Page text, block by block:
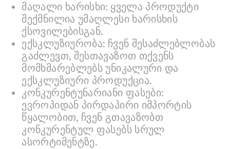
მაღალი ხარისხი: ყველა პროდუქტი
შექმნილია უმაღლესი ხარისხის
ქსოვილებისგან.
ექსკლუზიურობა: ჩვენ შესაძლებლობას
გაძლევთ, შესთავაზოთ თქვენს
მომხმარებლებს უნიკალური და
ექსკლუზიური პროდუქცია.
კონკურენტუნარიანი ფასები:
ევროპიდან პირდაპირი იმპორტის
წყალობით, ჩვენ გთავაზობთ
კონკურენტულ ფასებს სრულ
ასორტიმენტზე.